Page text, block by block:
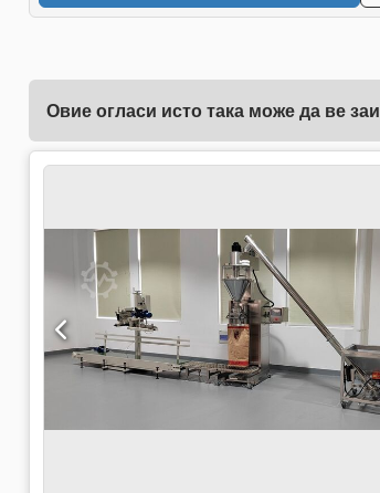
Овие огласи исто така може да ве